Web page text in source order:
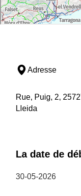
Adresse
Rue, Puig, 2,
Lleida
La date de
30-05-2026